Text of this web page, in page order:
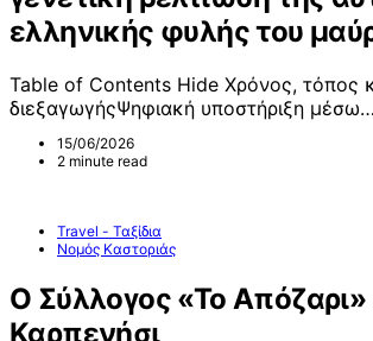
ελληνικής φυλής του
Table of Contents Hide Χρόνος, τόπος
διεξαγωγήςΨηφιακή υποστήριξη μέσω…
15/06/2026
2 minute read
Travel - Ταξίδια
Νομός Καστοριάς
Ο Σύλλογος «Το Απόζαρι»
Καρπενήσι